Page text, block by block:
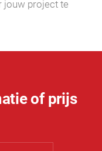
jouw project te
of prijs